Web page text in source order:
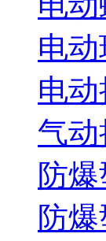
电动
电
气动
防
防